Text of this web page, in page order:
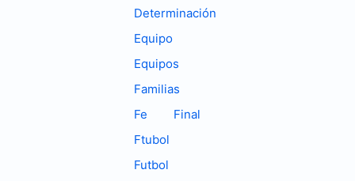
Determinación
Equipo
Equipos
Familias
Fe
Final
Ftubol
Futbol